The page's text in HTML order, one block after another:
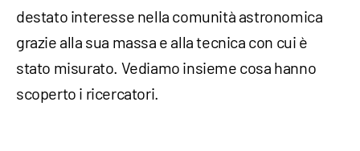
destato interesse nella comunità astronomica
grazie alla sua massa e alla tecnica con cui è
stato misurato. Vediamo insieme cosa hanno
scoperto i ricercatori.